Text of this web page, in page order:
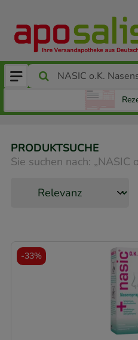
PRODUKTSUCHE
Sie suchen nach: „NASIC
-33%